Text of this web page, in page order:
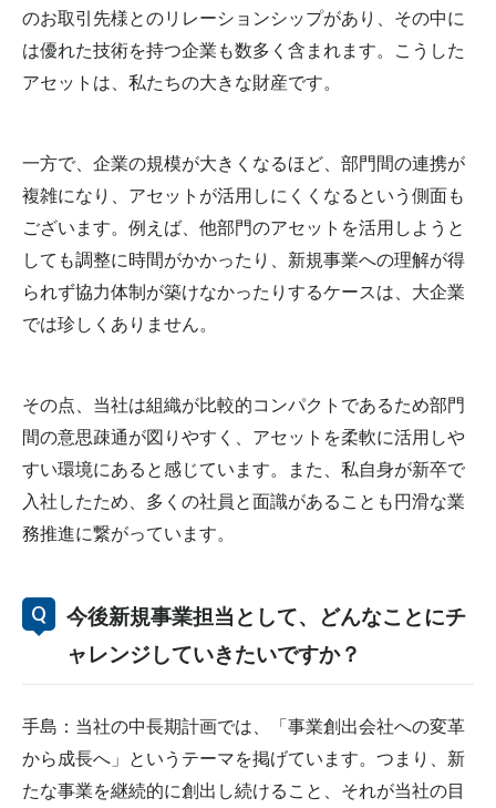
のお取引先様とのリレーションシップがあり、その中に
は優れた技術を持つ企業も数多く含まれます。こうした
アセットは、私たちの大きな財産です。
一方で、企業の規模が大きくなるほど、部門間の連携が
複雑になり、アセットが活用しにくくなるという側面も
ございます。例えば、他部門のアセットを活用しようと
しても調整に時間がかかったり、新規事業への理解が得
られず協力体制が築けなかったりするケースは、大企業
では珍しくありません。
その点、当社は組織が比較的コンパクトであるため部門
間の意思疎通が図りやすく、アセットを柔軟に活用しや
すい環境にあると感じています。また、私自身が新卒で
入社したため、多くの社員と面識があることも円滑な業
務推進に繋がっています。
今後新規事業担当として、どんなことにチ
ャレンジしていきたいですか？
手島：当社の中長期計画では、「事業創出会社への変革
から成長へ」というテーマを掲げています。つまり、新
たな事業を継続的に創出し続けること、それが当社の目